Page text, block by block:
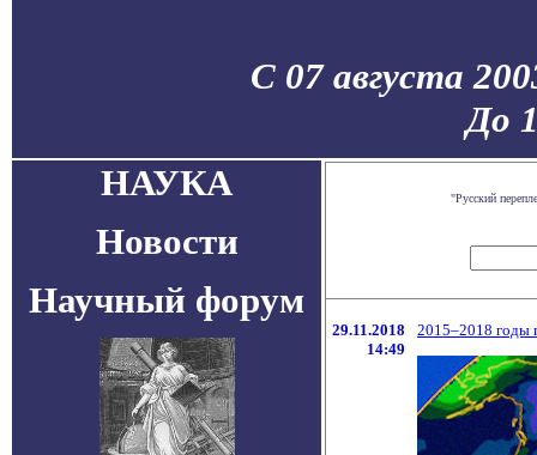
С 07 августа
До
НАУКА
Новости
Научный форум
"Русский
29.11.2018
14:49
2015–2018 годы